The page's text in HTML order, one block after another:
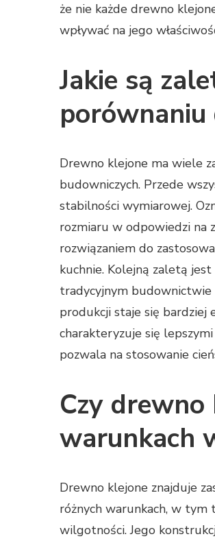
że nie każde drewno
wpływać na jego
Jakie są
porównaniu
Drewno klejone ma wiele
budowniczych. Przede
stabilności wymiarowej.
rozmiaru w odpowiedzi na
rozwiązaniem do
kuchnie. Kolejną zaletą
tradycyjnym budownictwie
produkcji staje się bardziej
charakteryzuje się
pozwala na stosowanie
Czy
warunkach
Drewno klejone znajduje
różnych warunkach, w tym
wilgotności. Jego